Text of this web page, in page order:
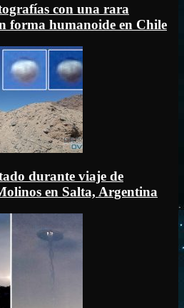
con una rara
forma humanoide en Chile
durante viaje de
en Salta, Argentina